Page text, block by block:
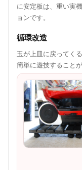
に安定板は、重い実
ョンです。
循環改造
玉が上皿に戻ってく
簡単に遊技することが